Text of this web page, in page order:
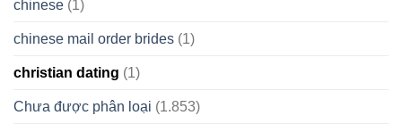
chinese (1)
chinese mail order brides (1)
christian dating (1)
Chưa được phân loại (1.853)